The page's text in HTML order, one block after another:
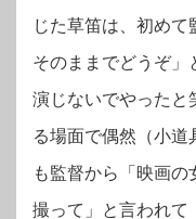
じた草笛は、初めて
そのままでどうぞ」
演じないでやったと
る場面で偶然（小
も監督から「映画の
撮って」と言われて